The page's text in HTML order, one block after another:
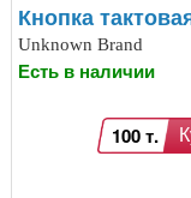
Кнопка
Unknown Brand
Есть в наличии
100 т.